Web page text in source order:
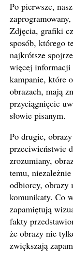
Po pierwsze,
Zdjęcia, grafiki
sposób, którego
najkrótsze
więcej informacji
kampanie, które
obrazach, mają
przyciągnięcie
słowie pisanym.
Po drugie,
przeciwieństwie
zrozumiany,
temu,
odbiorcy, obrazy
komunikaty. Co
zapamiętują
fakty
że obrazy nie
zwiększają